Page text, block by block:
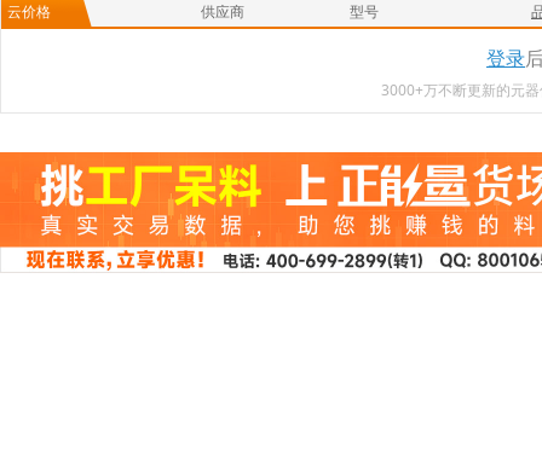
云价格 供应商 型号
登录
3000+万不断更新的元